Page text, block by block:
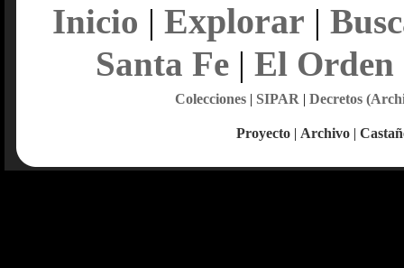
Inicio | Explorar |
Santa Fe| El Orden
Colecciones| SIPAR | Decretos
Proyecto | Archivo |